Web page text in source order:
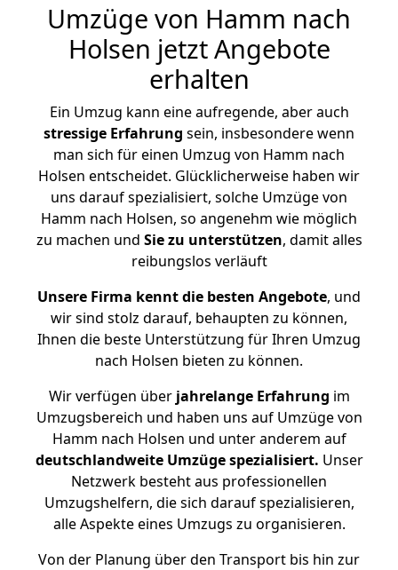
Umzüge von Hamm nach
Holsen jetzt Angebote
erhalten
Ein Umzug kann eine aufregende, aber auch
stressige Erfahrung sein, insbesondere wenn
man sich für einen Umzug von Hamm nach
Holsen entscheidet. Glücklicherweise haben wir
uns darauf spezialisiert, solche Umzüge von
Hamm nach Holsen, so angenehm wie möglich
zu machen und Sie zu unterstützen, damit alles
reibungslos verläuft
Unsere Firma kennt die besten Angebote, und
wir sind stolz darauf, behaupten zu können,
Ihnen die beste Unterstützung für Ihren Umzug
nach Holsen bieten zu können.
Wir verfügen überjahrelange Erfahrung im
Umzugsbereich und haben uns auf Umzüge von
Hamm nach Holsen und unter anderem auf
deutschlandweite Umzüge spezialisiert. Unser
Netzwerk besteht aus professionellen
Umzugshelfern, die sich darauf spezialisieren,
alle Aspekte eines Umzugs zu organisieren.
Von der Planung über den Transport bis hin zur